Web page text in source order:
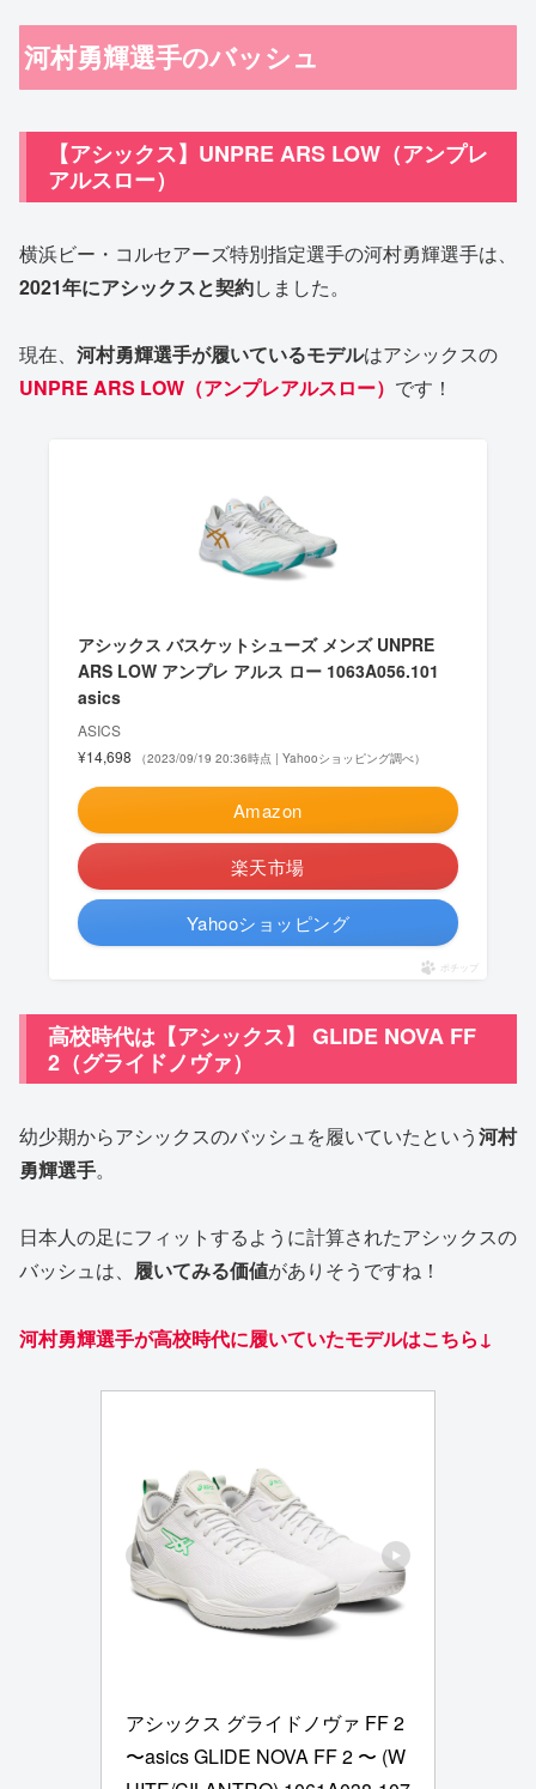
河村勇輝選手のバッシュ
【アシックス】UNPRE ARS LOW（アンプレ
アルスロー）
横浜ビー・コルセアーズ特別指定選手の河村勇輝選手は、
2021年にアシックスと契約しました。
現在、 河村勇輝選手が履いているモデルはアシックスの
UNPRE ARS LOW（アンプレアルスロー） です！
アシックス バスケットシューズ メンズ UNPRE
ARS LOW アンプレ アルス ロー 1063A056.101
asics
ASICS
¥14,698
（2023/09/19 20:36時点 | Yahooショッピング調べ）
Amazon
楽天市場
Yahooショッピング
ポチップ
高校時代は【アシックス】 GLIDE NOVA FF
2（グライドノヴァ）
幼少期からアシックスのバッシュを履いていたという河村
勇輝選手。
日本人の足にフィットするように計算されたアシックスの
バッシュは、 履いてみる価値がありそうですね！
河村勇輝選手が高校時代に履いていたモデルはこちら↓
アシックス グライドノヴァ FF 2
〜asics GLIDE NOVA FF 2 〜 (W